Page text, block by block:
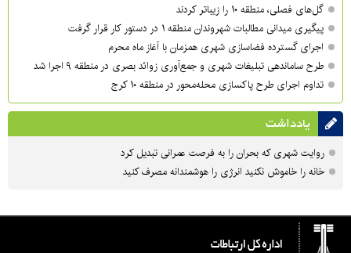
گل‌های فصلی، منطقه ۱۰ را زیباتر کردند
پیگیری میدانی مطالبات شهروندان منطقه ۱ در دستور کار قرار گرفت
اجرای گسترده فضاسازی شهری همزمان با آغاز ماه محرم
طرح ساماندهی تبلیغات شهری و جمع‌آوری زوائد بصری در منطقه ۹ اجرا شد
تداوم اجرای طرح پاکسازی محله‌محور در منطقه ۱۰ کرج
یادداشت
روایت شهری که بحران را به فرصت عمرانی تبدیل کرد
خانه را خاموش نکنید انرژی را هوشمندانه مصرف کنید